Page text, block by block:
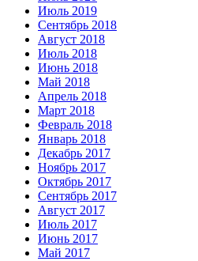
Июль 2019
Сентябрь 2018
Август 2018
Июль 2018
Июнь 2018
Май 2018
Апрель 2018
Март 2018
Февраль 2018
Январь 2018
Декабрь 2017
Ноябрь 2017
Октябрь 2017
Сентябрь 2017
Август 2017
Июль 2017
Июнь 2017
Май 2017